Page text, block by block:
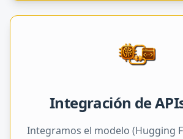
Integración de
Integramos el modelo (Hugging